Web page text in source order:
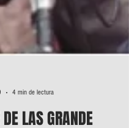
4 min de lectura